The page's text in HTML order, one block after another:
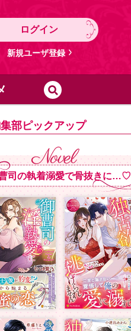
ログイン
新規ユーザ登録
部ピックアップ
司の執着溺愛で骨抜きに…♡